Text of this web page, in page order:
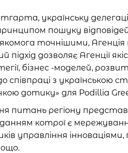
українську
пошуку
точнішими,
підхід дозволяє Агенції
бізнес -моделей,
з українською
дотику» для Podillia
питань регіону
котрої є
управління